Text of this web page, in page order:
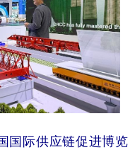
际供应链促进博览